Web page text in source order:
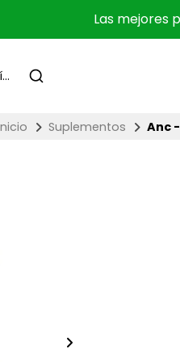
Las mejores
Suplementos Anc